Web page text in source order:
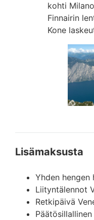
kohti
Finnairin
Kone
Lisämaksusta
Yhden hengen
Liityntälennot
Retkipäivä